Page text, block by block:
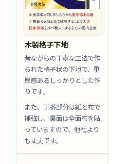
木製格子下地
昔ながらの丁寧な工法で作
られた格子状の下地で、重
厚感あるしっかりとした作
りです。
また、丁番部分は紙と布で
補強し、裏面は全面布を貼
っていますので、他社より
も丈夫です。